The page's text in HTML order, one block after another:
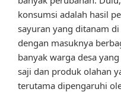
konsumsi adalah hasil
sayuran yang ditanam
dengan masuknya
banyak warga desa
saji dan produk olahan
terutama dipengaruhi